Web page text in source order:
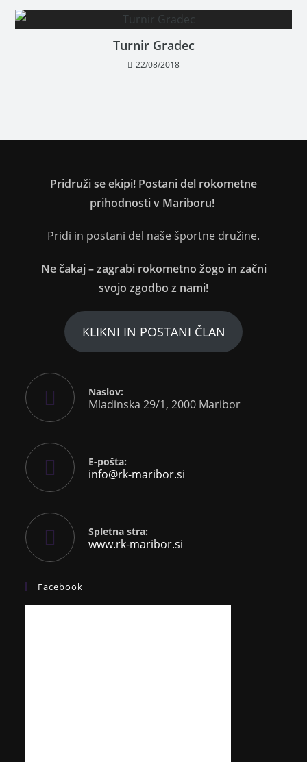
Turnir Gradec
22/08/2018
Pridruži se ekipi! Postani del rokometne
prihodnosti v Mariboru!
Pridi in postani del naše športne družine.
Ne čakaj – zagrabi rokometno žogo in začni
svojo zgodbo z nami!
KLIKNI IN POSTANI ČLAN
Naslov:
Mladinska 29/1, 2000 Maribor
E-pošta:
info@rk-maribor.si
Spletna stra:
www.rk-maribor.si
Facebook